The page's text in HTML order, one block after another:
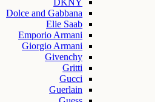
DKNY
Dolce and Gabbana
Elie Saab
Emporio Armani
Giorgio Armani
Givenchy
Gritti
Gucci
Guerlain